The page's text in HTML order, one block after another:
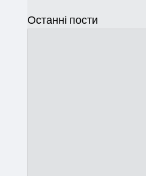
Останні пости